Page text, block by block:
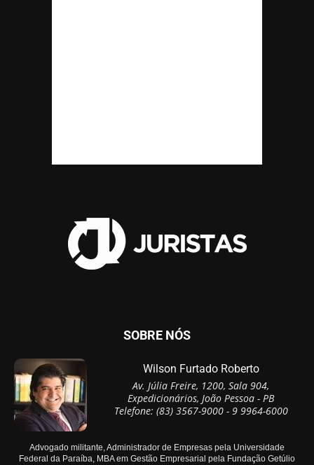
SOBRE NÓS
Wilson Furtado Roberto
Av. Júlia Freire, 1200, Sala 904,
Expedicionários, João Pessoa - PB
Telefone: (83) 3567-9000 - 9 9964-6000
Advogado militante, Administrador de Empresas pela Universidade
Federal da Paraíba, MBA em Gestão Empresarial pela Fundação Getúlio